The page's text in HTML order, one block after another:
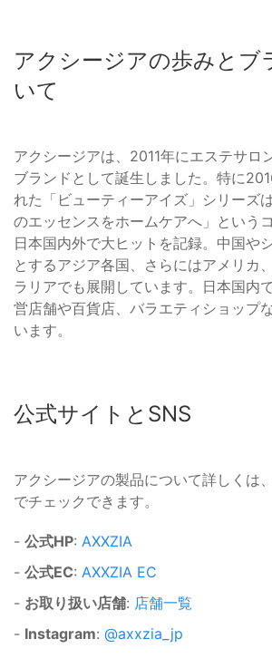
アクシージアの歩みとブ
いて
アクシージアは、2011年にエステサロ
ブランドとして誕生しました。特に
れた「ビューティーアイズ」シリーズ
のエッセンスをホームケアへ」という
日本国内外で大ヒットを記録。中国や
とするアジア各国、さらにはアメリカ
ラリアでも展開しています。日本国内
営店舗や百貨店、バラエティショップ
います。
公式サイトとSNS
アクシージアの製品について詳しくは
でチェックできます。
- 公式HP: AXXZIA
- 公式EC: AXXZIA EC
- お取り扱い店舗: 店舗一覧
- Instagram: @axxzia_jp